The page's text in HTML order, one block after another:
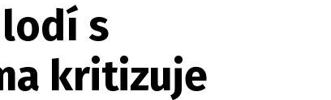
s
kritizuje